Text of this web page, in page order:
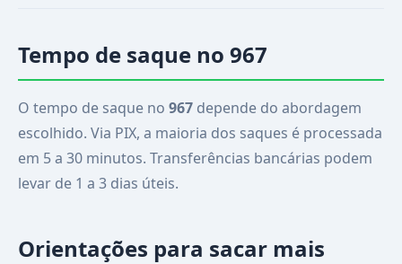
Tempo de saque no 967
O tempo de saque no 967 depende do abordagem
escolhido. Via PIX, a maioria dos saques é processada
em 5 a 30 minutos. Transferências bancárias podem
levar de 1 a 3 dias úteis.
Orientações para sacar mais